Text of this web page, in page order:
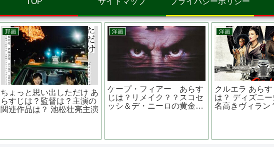
邦画
Ａｒｃ アーク あらすじ
は？原作は？監督は？ 芳根
京子主演
洋画
メメント 監督は？あの有
名な？？ラストシーンから
巻き戻されるストーリー
邦画